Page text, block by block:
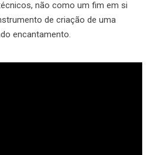
não como um fim em si
de criação de uma
encantamento.